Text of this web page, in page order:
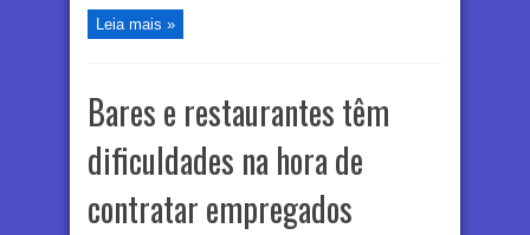
Leia mais »
Bares e restaurantes têm
dificuldades na hora de
contratar empregados